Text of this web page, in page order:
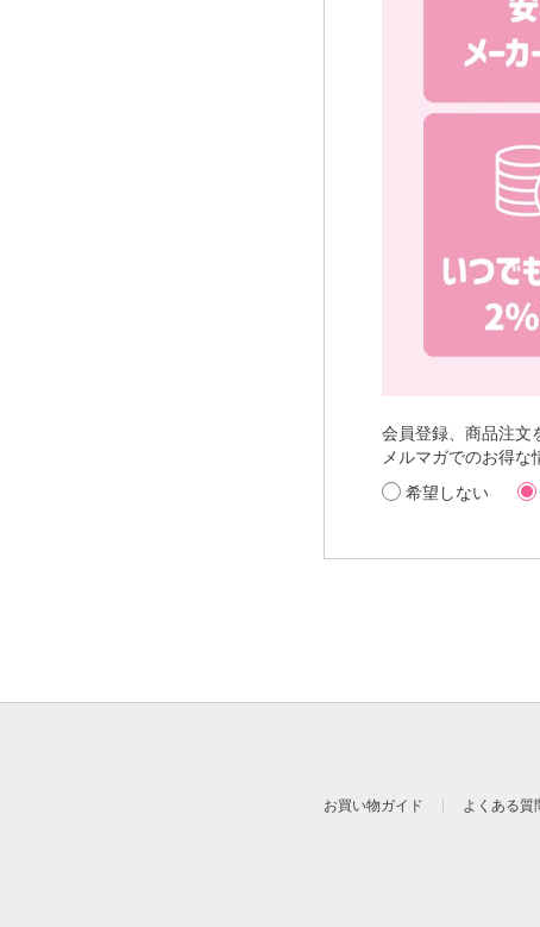
株式会社Lcode
株式会社El Dorado
■共同して利用する
お客様に対する
各種問合わせ、
サービスの勧誘
アンケートの実
マーケティング
新たなサービス
労務管理のため
■個人情報の管理に
株式会社Lcode
住所：〒541-
代表者：藤原智洋
連絡先：Tel: 0120-
Mail:
提供する個人情報
ID、氏名、性
関する情報
ポイント、ク
情報通信端末
当社の提供目的
ポイント、ク
当社は、お客様から
会員登録、商品注文
メルマガでのお得な
希望しない
お買い物ガイド よくある質